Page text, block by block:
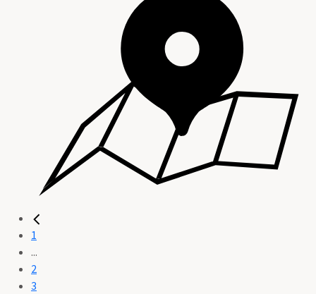
1
...
2
3